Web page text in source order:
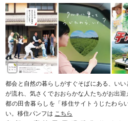
都会と自然の暮らしがすぐそばにある、い
が流れ、気さくでおおらかな人たちがお出
都の田舎暮らしを「移住サイトうじたわら
い。移住パンフは こちら